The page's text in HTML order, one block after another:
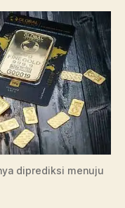
Level
$1.700
diprediksi menuju